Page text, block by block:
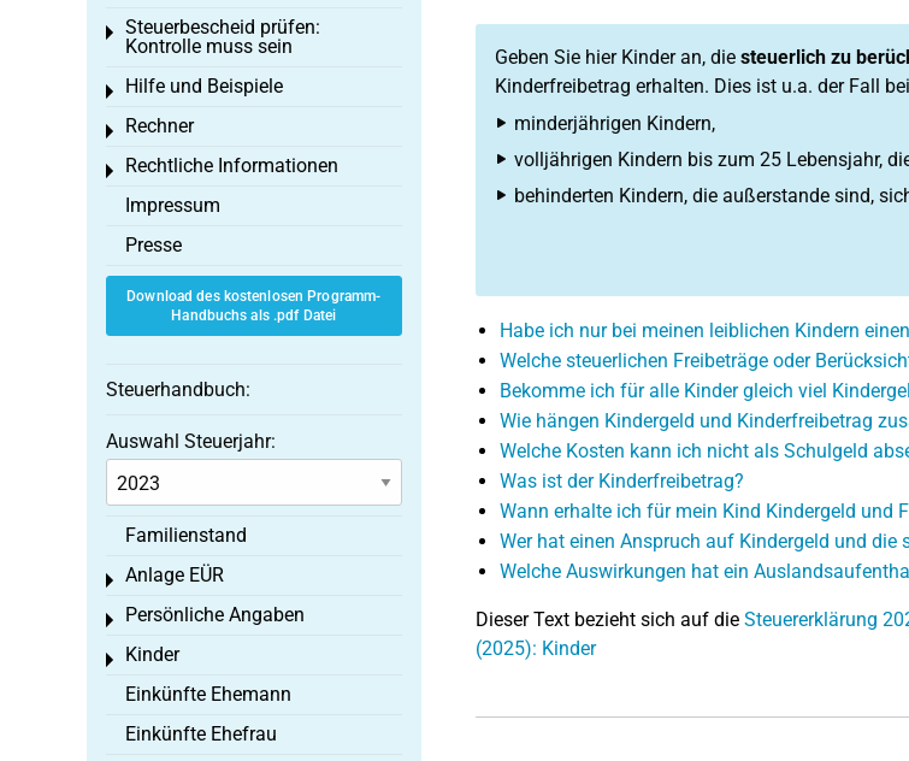
Geben Sie hier Kinder an, diesteuerlich zu
Kinderfreibetrag erhalten. Dies ist u.a. der Fall bei
minderjährigen Kindern,
volljährigen Kindern bis zum 25 Lebensjahr,
behinderten Kindern, die außerstande sind,
Habe ich nur bei meinen leiblichen Kindern
Welche steuerlichen Freibeträge oder
Bekomme ich für alle Kinder gleich viel
Wie hängen Kindergeld und Kinderfreibetrag
Welche Kosten kann ich nicht als Schulgeld
Was ist der Kinderfreibetrag?
Wann erhalte ich für mein Kind Kindergeld und
Wer hat einen Anspruch auf Kindergeld und die
Welche Auswirkungen hat ein
Dieser Text bezieht sich auf die Steuererklärung
(2025): Kinder
Steuerbescheid prüfen:
Kontrolle muss sein
Toggle menu
Hilfe und Beispiele
Toggle menu
Rechner
Toggle menu
Rechtliche Informationen
Toggle menu
Impressum
Presse
Download des kostenlosen Programm-
Handbuchs als .pdf Datei
Steuerhandbuch:
Auswahl Steuerjahr:
Familienstand
Anlage EÜR
Toggle menu
Persönliche Angaben
Toggle menu
Kinder
Toggle menu
Einkünfte Ehemann
Einkünfte Ehefrau